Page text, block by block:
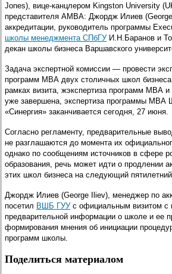
Jones), вице-канцлером Kingston University
представителя АМВА: Джордж Илиев
аккредитации, руководитель программы
школы менеджмента СПбГУИ.Н.Баранов и
декан школы бизнеса Варшавского
Задача экспертной комиссии — провести
программ МВА двух столичных школ
рамках визита, жэкспертиза программ МВА и
уже завершена, экспертиза программы МВА
«Синергия» заканчивается сегодня, 27 июня.
Согласно регламенту, предварительные
не разглашаются до момента их
однако по сообщениям источников в сфере
образования, речь может идти о продлении
этих школ бизнеса на следующий
Джордж Илиев (George Iliev), менеджер по
посетил ВШБ ГУУс официальным визитом с
предварительной информации о школе и ее
формирования мнения об инициации
программ школы.
Поделиться материалом